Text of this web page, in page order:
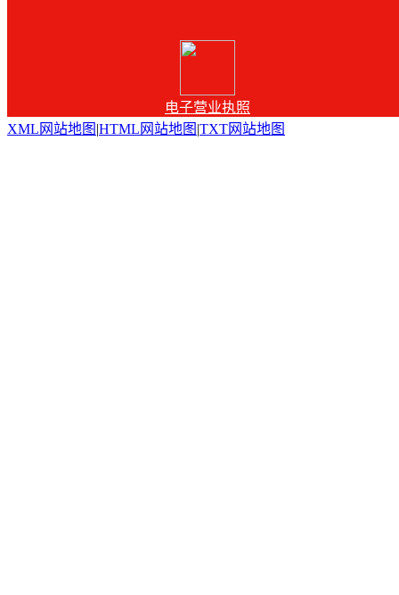
电子营业执照
XML网站地图 |HTML网站地图 |TXT网站地图